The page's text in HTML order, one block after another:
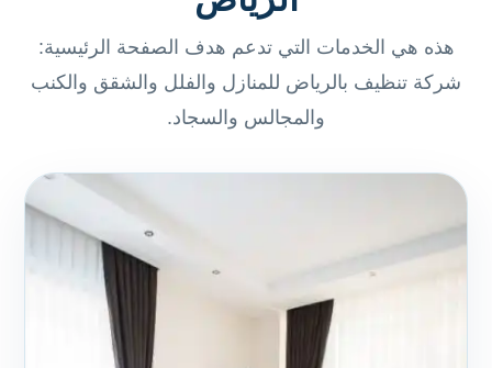
هذه هي الخدمات التي تدعم هدف الصفحة الرئيسية:
شركة تنظيف بالرياض للمنازل والفلل والشقق والكنب
والمجالس والسجاد.